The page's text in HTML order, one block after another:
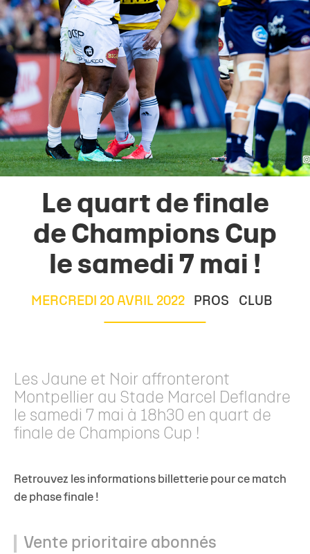
Le quart de finale
de Champions Cup
le samedi 7 mai !
MERCREDI 20 AVRIL 2022 PROS CLUB
Les Jaune et Noir affronteront
Montpellier au Stade Marcel Deflandre
le samedi 7 mai à 18h30 en quart de
finale de Champions Cup !
Retrouvez les informations billetterie pour ce match
de phase finale !
Vente prioritaire abonnés